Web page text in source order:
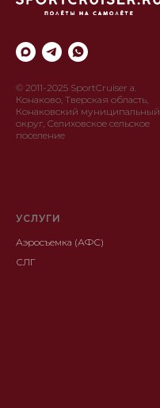
© 2011-2025 SportCruiser а.
Конаково, Тверская область,
Конаковский муниципальный
округ, Селиховское сельское
поселение
УСЛУГИ
Аэросъемка (АФС)
СЛГ